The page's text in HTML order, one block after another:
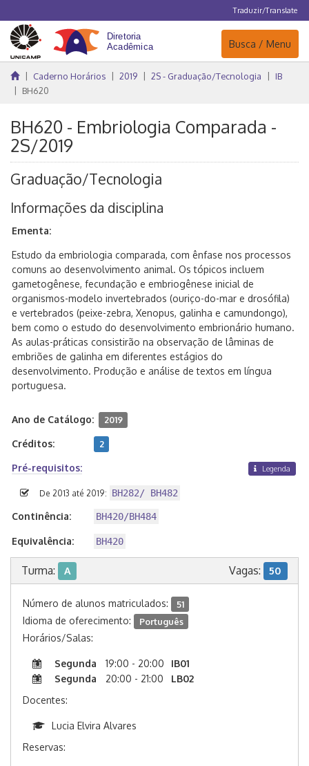
Traduzir/Translate
Navegação
Busca / Menu
Caderno Horários 2019 2S - Graduação/Tecnologia
IB
BH620
BH620 - Embriologia Comparada -
2S/2019
Graduação/Tecnologia
Informações da disciplina
Ementa:
Estudo da embriologia comparada, com ênfase nos processos
comuns ao desenvolvimento animal. Os tópicos incluem
gametogênese, fecundação e embriogênese inicial de
organismos-modelo invertebrados (ouriço-do-mar e drosófila)
e vertebrados (peixe-zebra, Xenopus, galinha e camundongo),
bem como o estudo do desenvolvimento embrionário humano.
As aulas-práticas consistirão na observação de lâminas de
embriões de galinha em diferentes estágios do
desenvolvimento. Produção e análise de textos em língua
portuguesa.
Ano de Catálogo: 2019
Créditos: 2
Pré-requisitos: Legenda
De 2013 até 2019: BH282/ BH482
Continência: BH420/BH484
Equivalência: BH420
Turma: A Vagas: 50
Número de alunos matriculados: 51
Idioma de oferecimento: Português
Horários/Salas:
Segunda 19:00 - 20:00
IB01
Segunda
20:00 - 21:00
LB02
Docentes:
Lucia Elvira Alvares
Reservas: